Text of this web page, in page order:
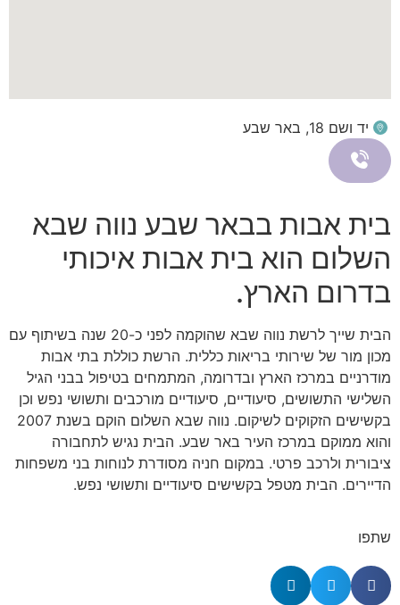
יד ושם 18, באר שבע
בית אבות בבאר שבע נווה שבא
השלום הוא בית אבות איכותי
בדרום הארץ.
הבית שייך לרשת נווה שבא שהוקמה לפני כ-20 שנה בשיתוף עם
מכון מור של שירותי בריאות כללית. הרשת כוללת בתי אבות
מודרניים במרכז הארץ ובדרומה, המתמחים בטיפול בבני הגיל
השלישי התשושים, סיעודיים, סיעודיים מורכבים ותשושי נפש וכן
בקשישים הזקוקים לשיקום. נווה שבא השלום הוקם בשנת 2007
והוא ממוקם במרכז העיר באר שבע. הבית נגיש לתחבורה
ציבורית ולרכב פרטי. במקום חניה מסודרת לנוחות בני משפחות
הדיירים. הבית מטפל בקשישים סיעודיים ותשושי נפש.
שתפו